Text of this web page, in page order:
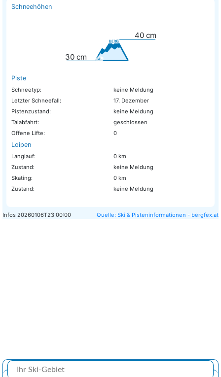
Schneehöhen
30 cm
40 cm
Piste
Schneetyp:
keine Meldung
Letzter Schneefall:
17. Dezember
Pistenzustand:
keine Meldung
Talabfahrt:
geschlossen
Offene Lifte:
0
Loipen
Langlauf:
0 km
Zustand:
keine Meldung
Skating:
0 km
Zustand:
keine Meldung
Infos 20260106T23:00:00 Quelle: Ski & Pisteninformationen - bergfex.at